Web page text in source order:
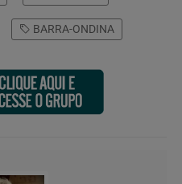
BARRA-ONDINA